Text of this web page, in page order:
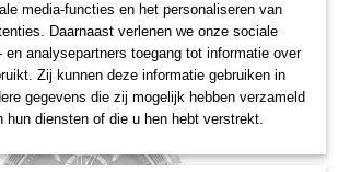
media-functies en het personaliseren van
Daarnaast verlenen we onze sociale
en analysepartners toegang tot informatie over
Zij kunnen deze informatie gebruiken in
gegevens die zij mogelijk hebben verzameld
hun diensten of die u hen hebt verstrekt.